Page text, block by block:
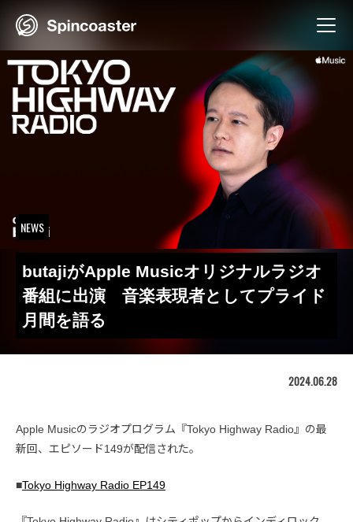
NEWS
butajiがApple Musicオリジナルラジオ
番組に出演 音楽表現者としてプライド
月間を語る
2024.06.28
Apple Musicのラジオプログラム『Tokyo Highway Radio』の最
新回、エピソード149が配信された。
■Tokyo Highway Radio EP149